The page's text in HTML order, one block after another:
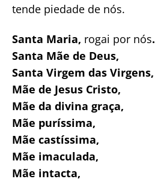
tende piedade de nós.
Santa Maria, rogai por nós.
Santa Mãe de Deus,
Santa Virgem das Virgens,
Mãe de Jesus Cristo,
Mãe da divina graça,
Mãe puríssima,
Mãe castíssima,
Mãe imaculada,
Mãe intacta,